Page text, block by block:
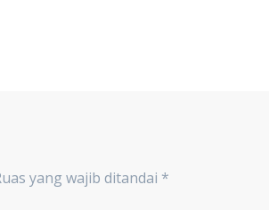
yang wajib ditandai *